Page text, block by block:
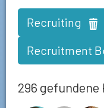
Recruiting
Recruitment
296